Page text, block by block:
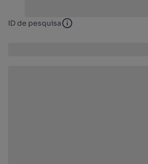
ID de pesquisa ID de pesquisa